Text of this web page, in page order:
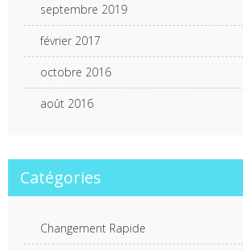
septembre 2019
février 2017
octobre 2016
août 2016
Catégories
Changement Rapide